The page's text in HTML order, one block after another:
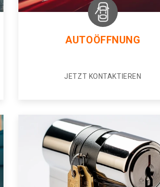
AUTOÖFFNUNG
JETZT KONTAKTIEREN